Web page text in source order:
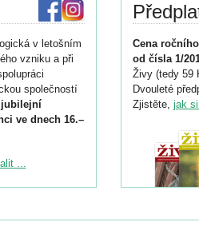
v letošním
vzniku a při
společností
jubilejní
ve dnech 16.–
konferenci
6. září.
...
Cena
od čísla 1/
Živy (tedy 59
Dvouleté
Zjistěte, jak